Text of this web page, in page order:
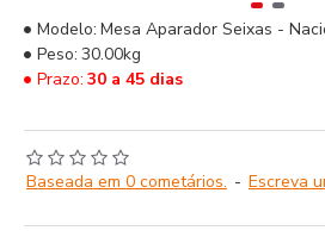
Modelo: Mesa Aparador Seixas -
Peso: 30.00kg
Prazo: 30 a 45 dias
Baseada em 0 cometários. - Escreva